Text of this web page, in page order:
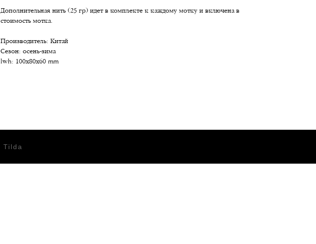
Дополнительная нить (25 гр) идет в комплекте к каждому мотку и включена в
стоимость мотка.
Производитель: Китай
Сезон: осень-зима
lwh: 100x80x60 mm
Tilda